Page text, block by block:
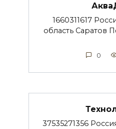
1660311617
область Саратов
0
37535271356